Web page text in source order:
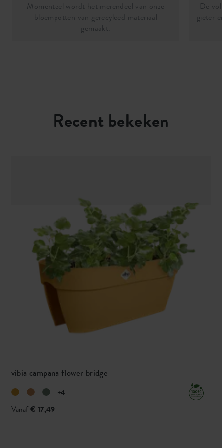
Momenteel wordt het merendeel van onze
bloempotten van gerecylced materiaal
gemaakt.
De
gieter
Recent bekeken
vibia campana flower bridge
+4
Vanaf€ 17,49